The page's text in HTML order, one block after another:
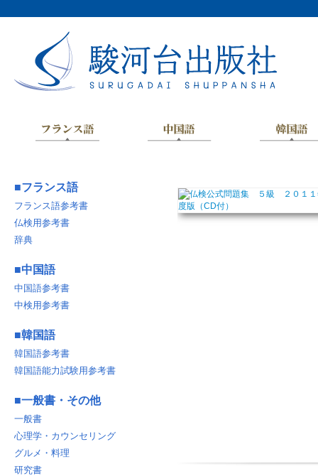
■フランス語
フランス語参考書
仏検用参考書
辞典
■中国語
中国語参考書
中検用参考書
■韓国語
韓国語参考書
韓国語能力試験用参考書
■一般書・その他
一般書
心理学・カウンセリング
グルメ・料理
研究書